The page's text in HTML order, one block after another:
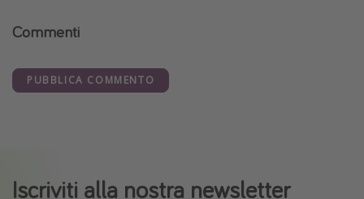
Commenti
PUBBLICA COMMENTO
Iscriviti alla nostra newsletter